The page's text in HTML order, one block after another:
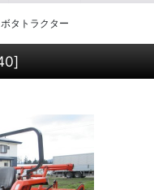
タトラクター
]